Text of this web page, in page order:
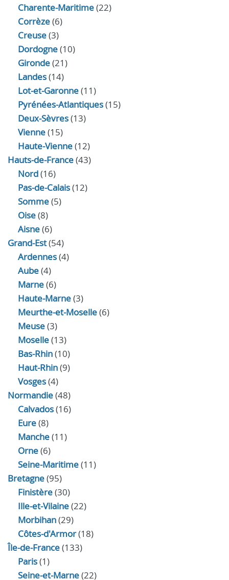
Charente-Maritime(22)
Corrèze(6)
Creuse(3)
Dordogne(10)
Gironde(21)
Landes(14)
Lot-et-Garonne(11)
Pyrénées-Atlantiques(15)
Deux-Sèvres(13)
Vienne(15)
Haute-Vienne(12)
Hauts-de-France(43)
Nord(16)
Pas-de-Calais(12)
Somme(5)
Oise(8)
Aisne(6)
Grand-Est(54)
Ardennes(4)
Aube(4)
Marne(6)
Haute-Marne(3)
Meurthe-et-Moselle(6)
Meuse(3)
Moselle(13)
Bas-Rhin(10)
Haut-Rhin(9)
Vosges(4)
Normandie(48)
Calvados(16)
Eure(8)
Manche(11)
Orne(6)
Seine-Maritime(11)
Bretagne(95)
Finistère(30)
Ille-et-Vilaine(22)
Morbihan(29)
Côtes-d'Armor(18)
Île-de-France(133)
Paris(1)
Seine-et-Marne(22)